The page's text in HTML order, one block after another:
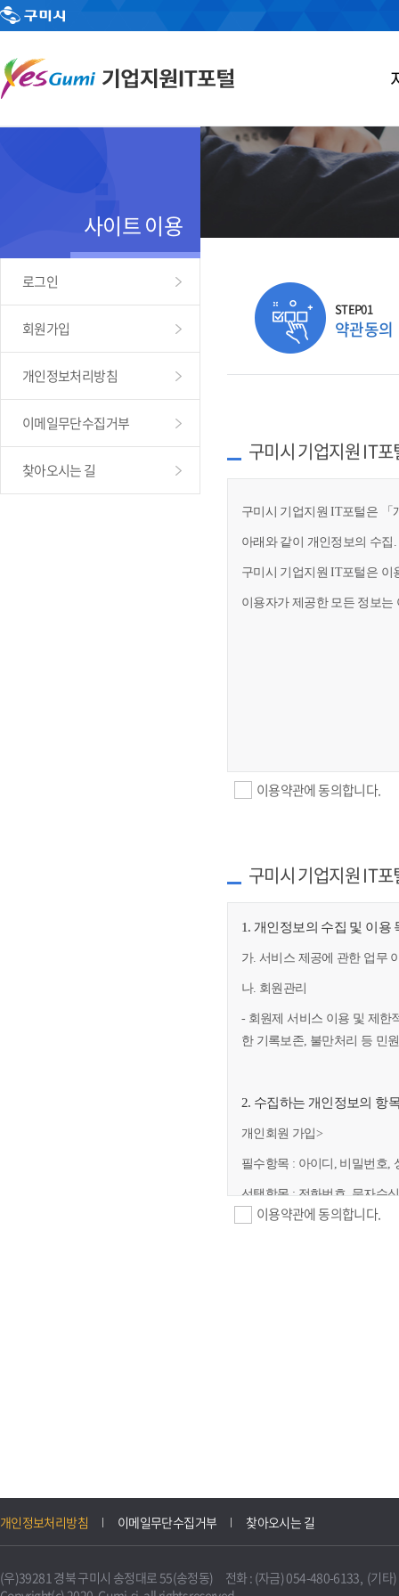
사이트 이용
로그인
회원가입
개인정보처리방침
이메일무단수집거부
찾아오시는 길
STEP01
약관동의
구미시 기업지원 IT
구미시 기업지원 IT포털은 「
아래와 같이 개인정보의 수집
구미시 기업지원 IT포털은 이
이용자가 제공한 모든 정보
이용약관에 동의합니다.
구미시 기업지원 IT
1. 개인정보의 수집 및 이용
가. 서비스 제공에 관한 업무
나. 회원관리
- 회원제 서비스 이용 및 제한
한 기록보존, 불만처리 등 민
2. 수집하는 개인정보의 항
개인회원 가입>
필수항목 : 아이디, 비밀번호,
선택항목 : 전화번호, 문자수
니다.
불필요하게 되었을 때에는
이용약관에 동의합니다.
개인정보처리방침 이메일무단수집거부 찾아오시는 길
(우)39281 경북 구미시 송정대로 55(송정동) 전화 : (자금) 054-480-6133, (기타